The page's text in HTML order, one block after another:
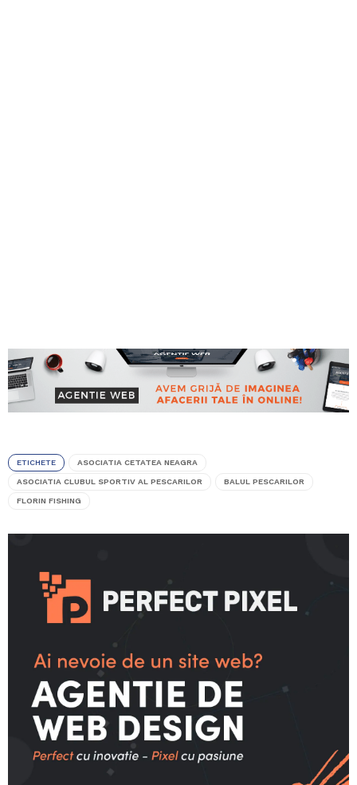
ETICHETE ASOCIATIA CETATEA NEAGRA
ASOCIATIA CLUBUL SPORTIV AL PESCARILOR BALUL PESCARILOR
FLORIN FISHING